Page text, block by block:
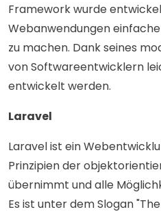
Framework wurde
Webanwendungen
zu machen. Dank seines
von Softwareentwicklern
entwickelt werden.
Laravel
Laravel ist ein
Prinzipien der
übernimmt und alle
Es ist unter dem Slogan